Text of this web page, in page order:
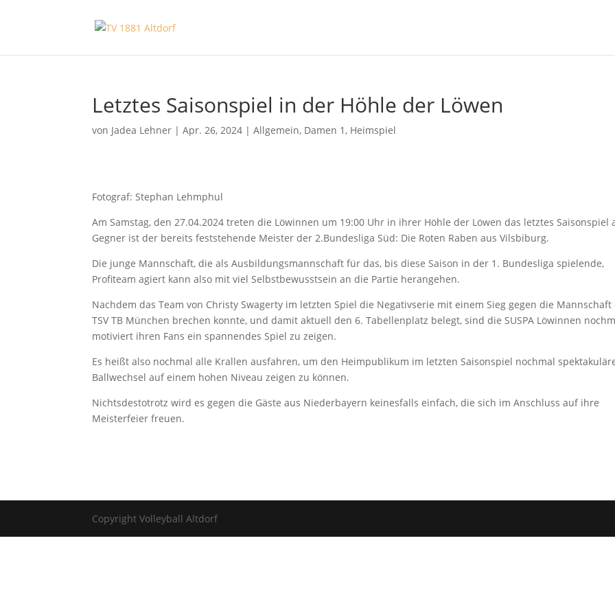
Letztes Saisonspiel in der Höhle der Löwen
von Jadea Lehner |Apr. 26, 2024 |Allgemein, Damen 1, Heimspiel
Fotograf: Stephan Lehmphul
Am Samstag, den 27.04.2024 treten die Löwinnen um 19:00 Uhr in ihrer Höhle der Löwen das letztes Saisonspiel
Gegner ist der bereits feststehende Meister der 2.Bundesliga Süd: Die Roten Raben aus Vilsbiburg.
Die junge Mannschaft, die als Ausbildungsmannschaft für das, bis diese Saison in der 1. Bundesliga spielende,
Profiteam agiert kann also mit viel Selbstbewusstsein an die Partie herangehen.
Nachdem das Team von Christy Swagerty im letzten Spiel die Negativserie mit einem Sieg gegen die Mannschaft
TSV TB München brechen konnte, und damit aktuell den 6. Tabellenplatz belegt, sind die SUSPA Löwinnen
motiviert ihren Fans ein spannendes Spiel zu zeigen.
Es heißt also nochmal alle Krallen ausfahren, um den Heimpublikum im letzten Saisonspiel nochmal
Ballwechsel auf einem hohen Niveau zeigen zu können.
Nichtsdestotrotz wird es gegen die Gäste aus Niederbayern keinesfalls einfach, die sich im Anschluss auf ihre
Meisterfeier freuen.
Copyright Volleyball Altdorf